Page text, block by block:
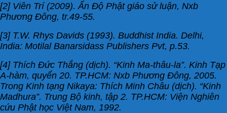
[2] Viên Trí (2009). Ấn Độ Phật giáo sử luận, Nxb
Phương Đông, tr.49-55.
[3] T.W. Rhys Davids (1993). Buddhist India. Delhi,
India: Motilal Banarsidass Publishers Pvt, p.53.
[4] Thích Đức Thắng (dịch). “Kinh Ma-thâu-la”. Kinh Tạp
A-hàm, quyển 20. TP.HCM: Nxb Phương Đông, 2005.
Trong Kinh tạng Nikaya: Thích Minh Châu (dịch). “Kinh
Madhura”. Trung Bộ kinh, tập 2. TP.HCM: Viện Nghiên
cứu Phật học Việt Nam, 1992.